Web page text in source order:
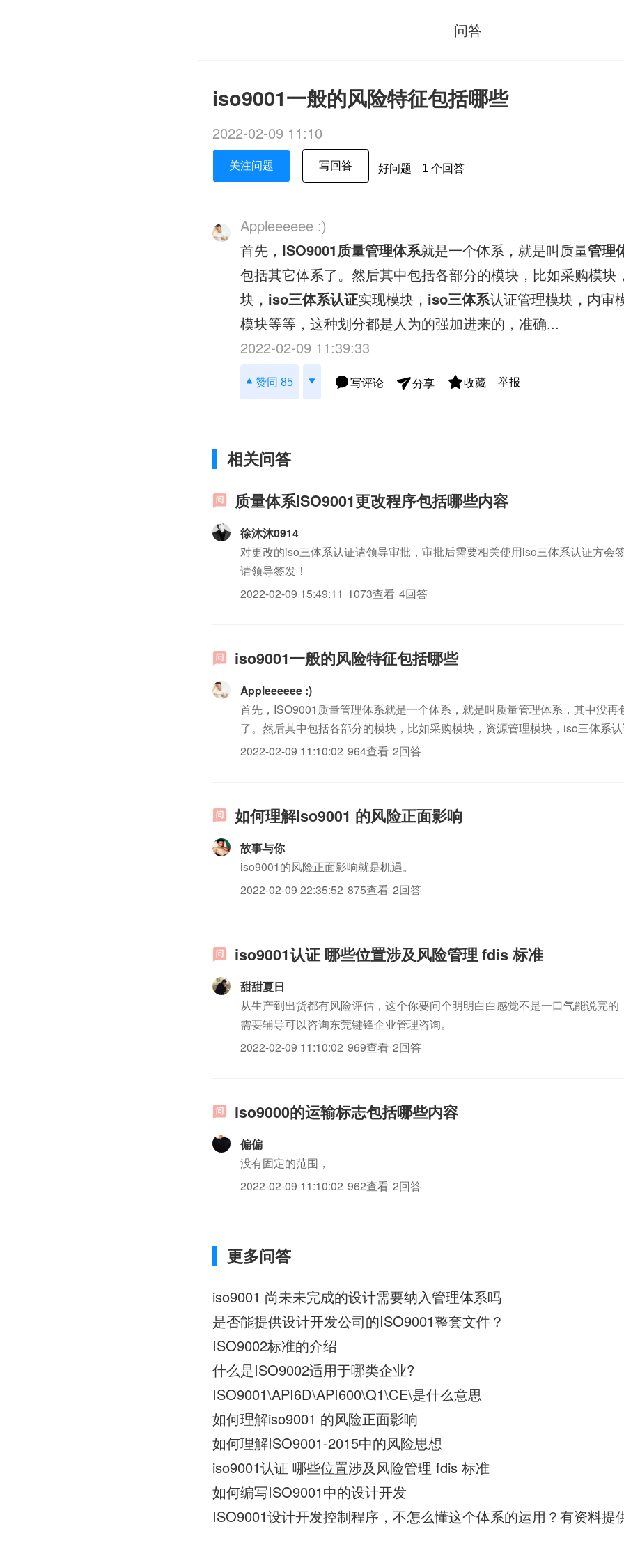
问答
iso9001一般的风险特征包括哪些
2022-02-09 11:10
关注问题 写回答 好问题 1 个回答
Appleeeeee :)
首先， ISO9001质量管理体系就是一个体系，就是叫质量管理
包括其它体系了。然后其中包括各部分的模块，比如采购模块
块， iso三体系认证实现模块， iso三体系认证管理模块，内审
模块等等，这种划分都是人为的强加进来的，准确...
2022-02-09 11:39:33
赞同 85 写评论 分享 收藏 举报
相关问答
质量体系ISO9001更改程序包括哪些内容
徐沐沐0914
对更改的iso三体系认证请领导审批，审批后需要相关使用iso三体系认证方会
请领导签发！
2022-02-09 15:49:11 1073查看 4回答
iso9001一般的风险特征包括哪些
Appleeeeee :)
首先，ISO9001质量管理体系就是一个体系，就是叫质量管理体系，其中没再
了。然后其中包括各部分的模块，比如采购模块，资源管理模块，iso三体系认
iso三体系认证管理模块，内审模块，管理评审模块等等，这种划分都是人为的
2022-02-09 11:10:02 964查看 2回答
如何理解iso9001 的风险正面影响
故事与你
iso9001的风险正面影响就是机遇。
2022-02-09 22:35:52 875查看 2回答
iso9001认证 哪些位置涉及风险管理 fdis 标准
甜甜夏日
从生产到出货都有风险评估，这个你要问个明明白白感觉不是一口气能说完的
需要辅导可以咨询东莞键锋企业管理咨询。
2022-02-09 11:10:02 969查看 2回答
iso9000的运输标志包括哪些内容
偏偏
没有固定的范围，
2022-02-09 11:10:02 962查看 2回答
更多问答
iso9001 尚未未完成的设计需要纳入管理体系吗
是否能提供设计开发公司的ISO9001整套文件？
ISO9002标准的介绍
什么是ISO9002适用于哪类企业?
ISO9001\API6D\API600\Q1\CE\是什么意思
如何理解iso9001 的风险正面影响
如何理解ISO9001-2015中的风险思想
iso9001认证 哪些位置涉及风险管理 fdis 标准
如何编写ISO9001中的设计开发
ISO9001设计开发控制程序，不怎么懂这个体系的运用？有资料提